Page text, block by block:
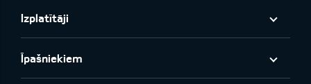
Izplatītāji
Īpašniekiem